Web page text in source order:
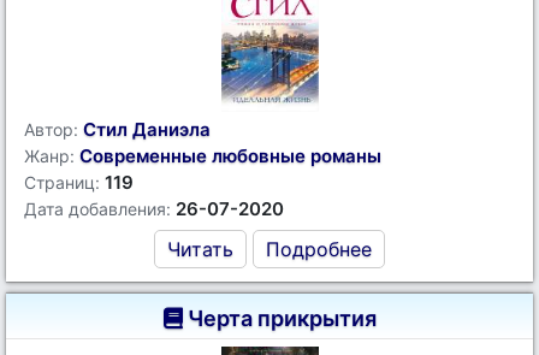
Автор: Стил Даниэла
Жанр: Современные любовные романы
Страниц: 119
Дата добавления: 26-07-2020
Читать Подробнее
Черта прикрытия